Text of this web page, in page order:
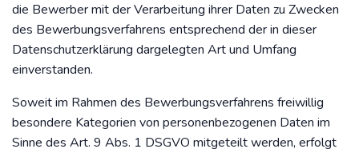
die Bewerber mit der Verarbeitung ihrer Daten zu Zwecken
des Bewerbungsverfahrens entsprechend der in dieser
Datenschutzerklärung dargelegten Art und Umfang
einverstanden.
Soweit im Rahmen des Bewerbungsverfahrens freiwillig
besondere Kategorien von personenbezogenen Daten im
Sinne des Art. 9 Abs. 1 DSGVO mitgeteilt werden, erfolgt